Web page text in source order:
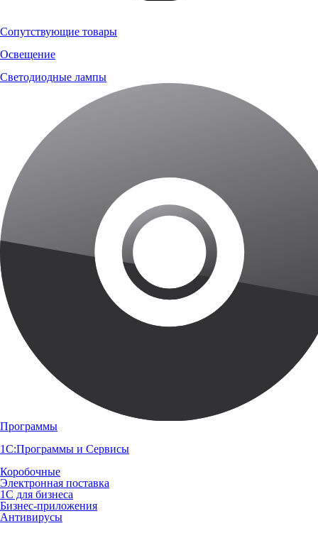
Сопутствующие товары
Освещение
Светодиодные лампы
Программы
1С:Программы и Сервисы
Коробочные
Электронная поставка
1С для бизнеса
Бизнес-приложения
Антивирусы